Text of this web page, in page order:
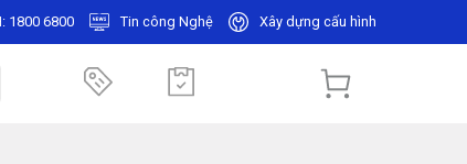
1800 6800 Tin công Nghệ Xây dựng cấu hình